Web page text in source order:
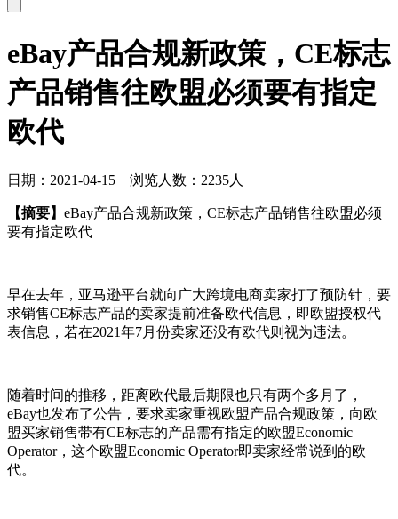
eBay产品合规新政策，CE标志
产品销售往欧盟必须要有指定
欧代
日期：2021-04-15 浏览人数：2235人
【摘要】 eBay产品合规新政策，CE标志产品销售往欧盟必须
要有指定欧代
早在去年，亚马逊平台就向广大跨境电商卖家打了预防针，要
求销售CE标志产品的卖家提前准备欧代信息，即欧盟授权代
表信息，若在2021年7月份卖家还没有欧代则视为违法。
随着时间的推移，距离欧代最后期限也只有两个多月了，
eBay也发布了公告，要求卖家重视欧盟产品合规政策，向欧
盟买家销售带有CE标志的产品需有指定的欧盟Economic
Operator，这个欧盟Economic Operator即卖家经常说到的欧
代。